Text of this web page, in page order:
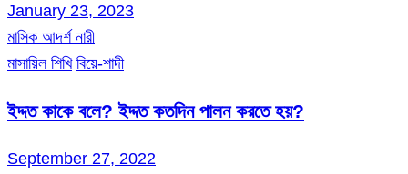
January 23, 2023
মাসিক আদর্শ নারী
মাসায়িল শিখি বিয়ে-শাদী
ইদ্দত কাকে বলে? ইদ্দত কতদিন পালন করতে হয়?
September 27, 2022